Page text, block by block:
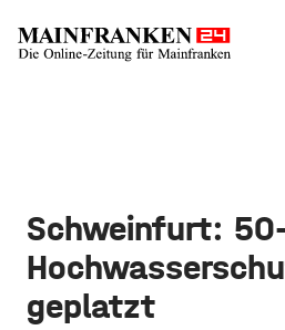
Schweinfurt:
geplatzt